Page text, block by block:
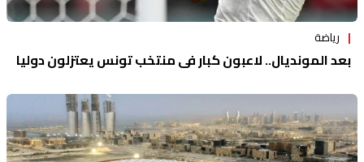
رياضة
بعد المونديال.. لاعبون كبار في منتخب تونس يعتزلون دوليا